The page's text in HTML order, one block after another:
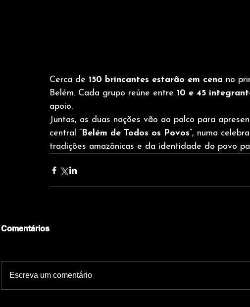
Cerca de 150 brincantes estarão em cena no
Belém. Cada grupo reúne entre 10 e 45
apoio.
Juntas, as duas nações vão ao palco para
central “Belém de Todos os Povos”, numa
tradições amazônicas e da identidade do povo
Comentários
Escreva um comentário